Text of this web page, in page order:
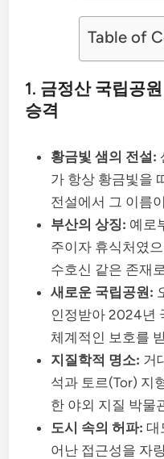
Table of
1. 금정산 국립공
승격
황금빛 샘의 전설:
가 항상 황금빛을
전설에서 그 이름
부산의 상징: 예로
주이자 휴식처였
수호신 같은 존재
새로운 국립공원:
인정받아 2024년
체계적인 보호를
지질학적 명소: 거
석과 토르(Tor) 지
한 야외 지질 박물
도시 속의 허파: 대
어난 접근성을 자